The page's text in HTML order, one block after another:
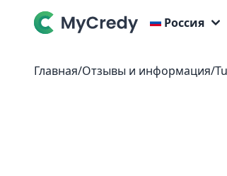
Россия
Главная/Отзывы и информация/